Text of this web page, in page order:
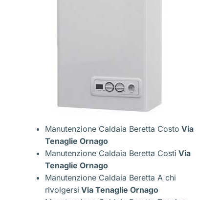
Manutenzione Caldaia Beretta Costo Via
Tenaglie Ornago
Manutenzione Caldaia Beretta Costi Via
Tenaglie Ornago
Manutenzione Caldaia Beretta A chi
rivolgersi Via Tenaglie Ornago